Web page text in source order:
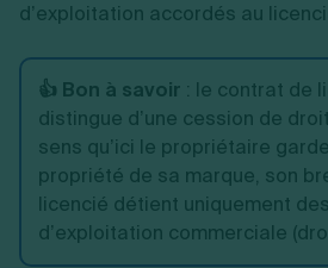
d’exploitation accordés au
👍 Bon à savoir : le contrat de
distingue d’une cession de
sens qu’ici le propriétaire
propriété de sa marque, son
licencié détient uniquement
d’exploitation commerciale